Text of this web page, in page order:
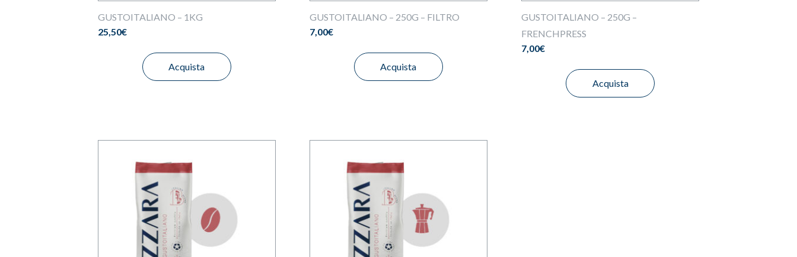
GUSTOITALIANO – 1KG
25,50€
Acquista
GUSTOITALIANO – 250G – FILTRO
7,00€
Acquista
GUSTOITALIANO – 250G –
FRENCHPRESS
7,00€
Acquista